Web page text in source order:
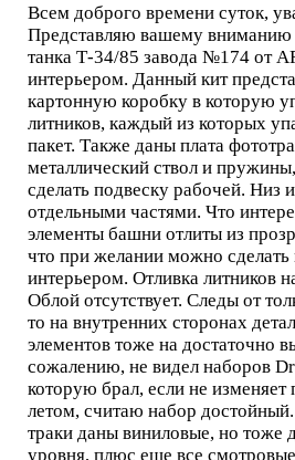
Всем доброго времени суток,
Представляю вашему вниманию
танка Т-34/85 завода №174 от
интерьером. Данный кит
картонную коробку в которую
литников, каждый из которых
пакет. Также даны плата
металлический ствол и
сделать подвеску рабочей. Низ
отдельными частями. Что
элементы башни отлиты из
что при желании можно
интерьером. Отливка литников
Облой отсутствует. Следы от
то на внутренних сторонах
элементов тоже на достаточно
сожалению, не видел наборов
которую брал, если не изменяет
летом, считаю набор
траки даны виниловые, но тоже
уровня, плюс еще все